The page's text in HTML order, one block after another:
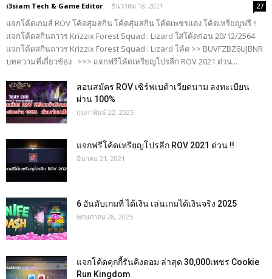
i3siam Tech & Game Editor - ธันวาคม 18, 2021 27
แจกโค้ดเกมส์ ROV โค้ดสุ่มสกิน โค้ดสุ่มสกิน โค้ดเพชรแดง โค้ดเหรียญฟรี !!
แจกโค้ดสกินถาวร Krizzix Forest Squad : Lizard ใส่โค้ดก่อน 20/12/2564
แจกโค้ดสกินถาวร Krizzix Forest Squad : Lizard โค้ด >> BUVFZBZ6UJBNR
บทความที่เกี่ยวข้อง >>> แจกฟรีโค้ดเหรียญโปรลีก ROV 2021 ด่วน...
สอนสมัคร ROV เซิร์ฟเบต้าเวียดนาม ลงทะเบียน
ผ่าน 100%
กุมภาพันธ์ 22, 2025
แจกฟรีโค้ดเหรียญโปรลีก ROV 2021 ด่วน !!
มีนาคม 21, 2021
6 อันดับเกมที่ ได้เงิน เล่นเกมได้เงินจริง 2025
พฤษภาคม 28, 2025
แจกโค้ดคุกกี้รันคิงดอม ล่าสุด 30,000เพชร Cookie
Run Kingdom